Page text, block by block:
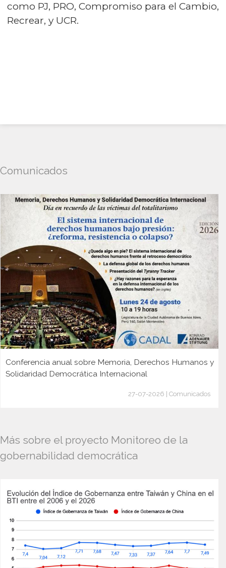
como PJ, PRO, Compromiso para el Cambio,
Recrear, y UCR.
Comunicados
Conferencia anual sobre Memoria, Derechos Humanos y
Solidaridad Democrática Internacional
27-07-2026 | Comunicados
Más sobre el proyecto Monitoreo de la
gobernabilidad democrática